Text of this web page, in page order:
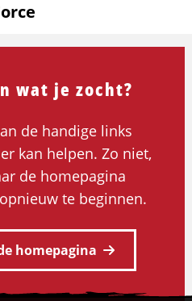
wat je zocht?
de handige links
kan helpen. Zo niet,
de homepagina
te beginnen.
homepagina